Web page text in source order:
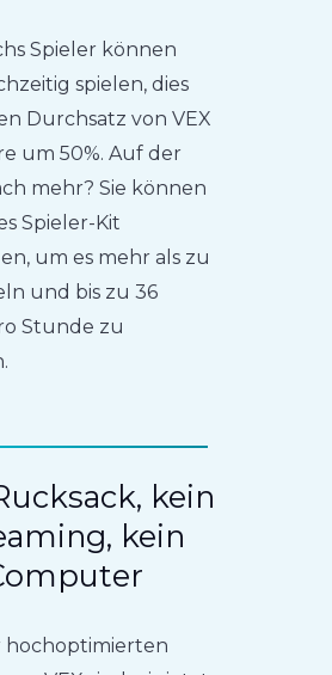
Spieler können
spielen, dies
Durchsatz von VEX
um 50%. Auf der
mehr? Sie können
Spieler-Kit
um es mehr als zu
und bis zu 36
Stunde zu
kein
kein
hochoptimierten